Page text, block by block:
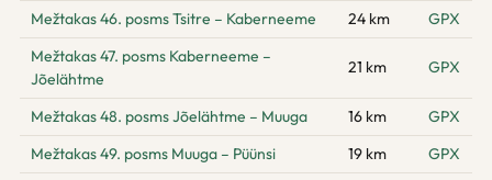
Mežtakas 46. posms Tsitre – Kaberneeme
24 km
GPX
Mežtakas 47. posms Kaberneeme –
Jõelähtme
21 km GPX
Mežtakas 48. posms Jõelähtme – Muuga 16 km
GPX
Mežtakas 49. posms Muuga – Püünsi
19 km
GPX